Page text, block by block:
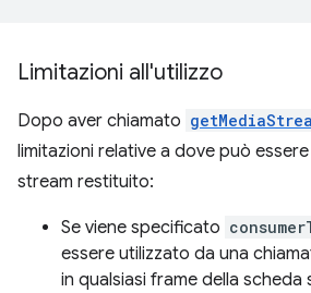
Limitazioni all'utilizzo
Dopo aver chiamato
limitazioni relative a dove può
stream restituito:
Se viene specificato
essere utilizzato da una
in qualsiasi frame della